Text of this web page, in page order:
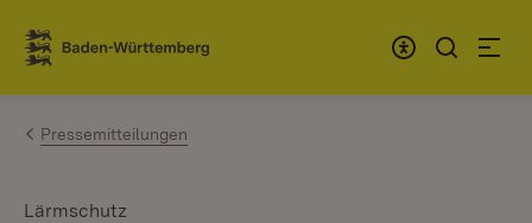
Zum Inhalt springen
Link zur Startseite
Pressemitteilungen
Lärmschutz